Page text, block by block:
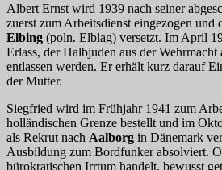
Albert Ernst wird 1939 nach seiner
zuerst zum Arbeitsdienst eingezogen und
Elbing (poln. Elblag) versetzt. Im April
Erlass, der Halbjuden aus der Wehrmacht
entlassen werden. Er erhält kurz darauf
der Mutter.
Siegfried wird im Frühjahr 1941 zum
holländischen Grenze bestellt und im
als Rekrut nach Aalborg in Dänemark
Ausbildung zum Bordfunker absolviert.
bürokratischen Irrtum handelt, bewusst